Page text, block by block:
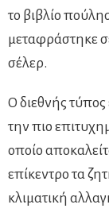
το βιβλίο
μεταφράστηκε
σέλερ.
Ο διεθνής τύπος
την πιο
οποίο
επίκεντρο τα
κλιματική